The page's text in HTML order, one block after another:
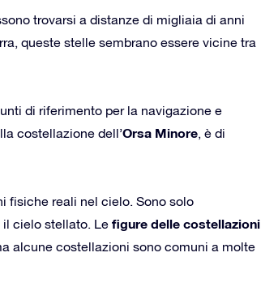
trovarsi a distanze di migliaia di anni
queste stelle sembrano essere vicine tra
di riferimento per la navigazione e
costellazione dell’Orsa Minore, è di
fisiche reali nel cielo. Sono solo
il cielo stellato. Le figure delle costellazioni
alcune costellazioni sono comuni a molte